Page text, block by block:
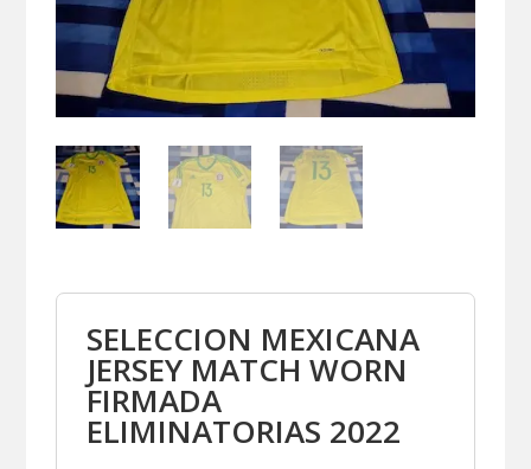
SELECCION MEXICANA
JERSEY MATCH WORN
FIRMADA
ELIMINATORIAS 2022